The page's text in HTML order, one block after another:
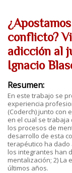
conflicto?
adicción al
Ignacio
Resumen:
En este trabajo se
experiencia
(Coderch) junto con
en el cual se
los procesos de
desarrollo de esta
terapéutico ha dado
los integrantes han
mentalización; 2) La
últimos años.